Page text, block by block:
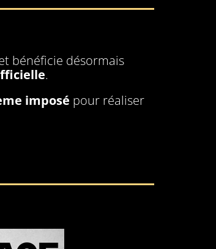
bénéficie désormais
.
imposé pour réaliser